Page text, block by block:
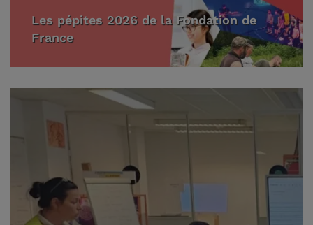
Les pépites 2026 de la Fondation de
France